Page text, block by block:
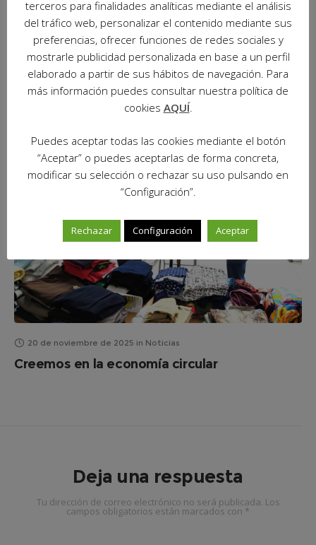
PROYECTO PASTORAL
VALORES SOPEÑA
20 de noviembre de 2025 in Noticias
Creemos en la economía circular
Deja una respuesta
Tu dirección de correo electrónico no será publicada. Los
campos obligatorios están marcados con *
terceros para finalidades analíticas mediante el análisis
del tráfico web, personalizar el contenido mediante sus
preferencias, ofrecer funciones de redes sociales y
mostrarle publicidad personalizada en base a un perfil
elaborado a partir de sus hábitos de navegación. Para
más información puedes consultar nuestra política de
cookies AQUÍ.
Puedes aceptar todas las cookies mediante el botón
“Aceptar” o puedes aceptarlas de forma concreta,
modificar su selección o rechazar su uso pulsando en
“Configuración”.
Rechazar Configuración Aceptar